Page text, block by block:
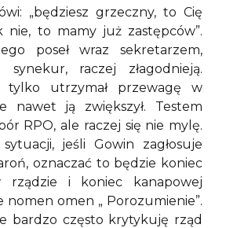
„będziesz grzeczny, to Cię
nie, to mamy już zastępców”.
poseł wraz sekretarzem,
synekur, raczej złagodnieją.
tylko utrzymał przewagę w
nawet ją zwiększył. Testem
RPO, ale raczej się nie mylę.
jeśli Gowin zagłosuje
oznaczać to będzie koniec
rządzie i koniec kanapowej
nomen omen „ Porozumienie”.
bardzo często krytykuję rząd